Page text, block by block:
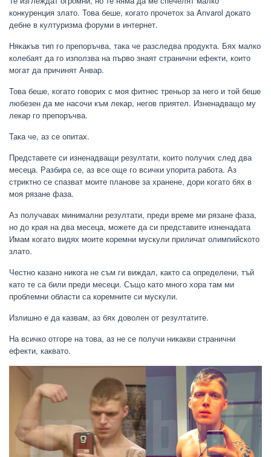
конкуренция злато. Това беше, когато прочетох за Anvarol докато
дебне в културизма форуми в интернет.
Някакъв тип го препоръчва, така че разследва продукта. Бях малко
колебаят да го използва на първо знаят странични ефекти, които
могат да причинят Анвар.
Това беше, когато говорих с моя фитнес треньор за него и той беше
любезен да ме насочи към лекар, негов приятел. Изненадващо му
лекар го препоръчва.
Така че, аз се опитах.
Представете си изненадващи резултати, които получих след два
месеца. Разбира се, аз все още го всички упорита работа. Аз
стриктно се спазват моите планове за хранене, дори когато бях в
моя рязане фаза.
Аз получавах минимални резултати, преди време ми рязане фаза,
но до края на два месеца, можете да си представите изненадата
Имам когато видях моите коремни мускули приличат олимпийското
злато.
Честно казано никога не съм ги виждал, както са определени, тъй
като те са били преди месеци. Също като много хора там ми
проблемни области са коремните си мускули.
Излишно е да казвам, аз бях доволен от резултатите.
На всичко отгоре на това, аз не се получи никакви странични
ефекти, каквато.